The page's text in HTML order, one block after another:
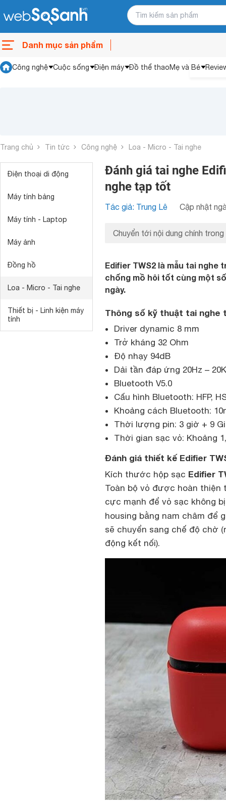
Danh mục sản phẩm
Công nghệ Cuộc sống Điện máy Đồ thể thaoMẹ và Bé
Trang chủ Tin tức Công nghệ Loa - Micro - Tai nghe
Điện thoại di động
Máy tính bảng
Máy tính - Laptop
Máy ảnh
Đồng hồ
Loa - Micro - Tai nghe
Thiết bị - Linh kiện máy
tính
Đánh giá tai nghe
nghe tạp tốt
Tác giả: Trung Lê Cập nhật
Chuyển tới nội dung chính trong
Edifier TWS2 là mẫu tai
chống mồ hôi tốt cùng một
ngày.
Thông số kỹ thuật tai nghe
Driver dynamic 8 mm
Trở kháng 32 Ohm
Độ nhạy 94dB
Dải tần đáp ứng 20Hz –
Bluetooth V5.0
Cấu hình Bluetooth: HFP,
Khoảng cách Bluetooth:
Thời lượng pin: 3 giờ + 9
Thời gian sạc vỏ: Khoảng
Đánh giá thiết kế Edifier
Kích thước hộp sạc Edifier
Toàn bộ vỏ được hoàn
cực mạnh để vỏ sạc không
housing bằng nam châm để
sẽ chuyển sang chế độ chờ
động kết nối).